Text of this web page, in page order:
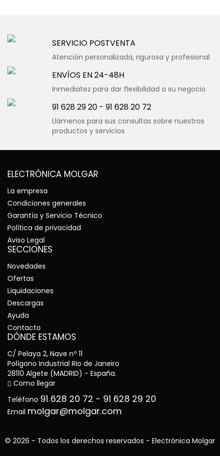
SERVICIO POSTVENTA
Atención personalizada, rigurosa y profesional
ENVÍOS EN 24-48H
Inmediatez para dar flexibilidad a su negocio
91 628 29 20- 91 628 20 72
Llámenos para sus consultas sobre nuestros
productos y servicios
ELECTRÓNICA MOLGAR
La empresa
Condiciones generales
Garantía y Servicio Técnico
Política de privacidad
Aviso Legal
SECCIONES
Novedades
Ofertas
Liquidaciones
Descargas
Ayuda
Contacto
DÓNDE ESTAMOS
C/ Pelaya 2, Nave nº 11
Polígono Industrial Rio de Janeiro
28110 Algete (MADRID) - España.
Como llegar
Teléfono 91 628 20 72 - 91 628 29 20
Email molgar@molgar.com
© 2026 - Todos los derechos reservados - Electrónica Molgar